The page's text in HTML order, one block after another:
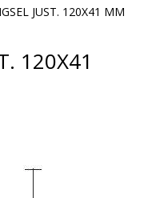
JUST. 120X41 MM
120X41